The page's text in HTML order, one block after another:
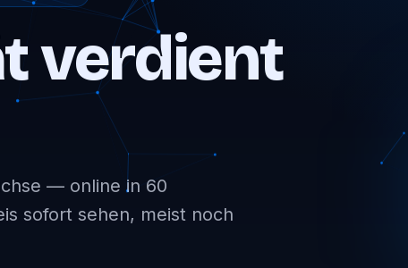
verdient
— online in 60
sofort sehen, meist noch